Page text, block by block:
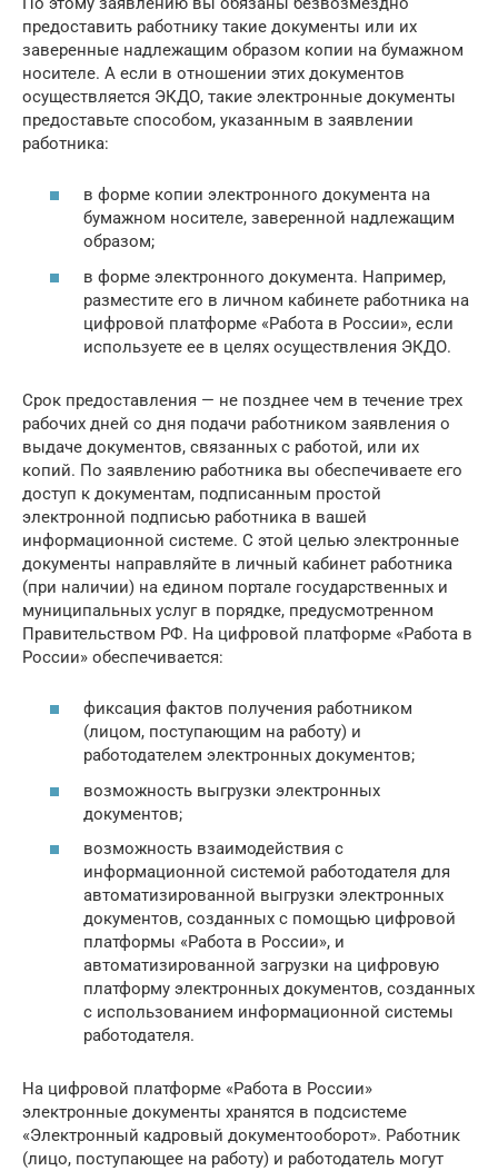
предоставить работнику такие документы или их
заверенные надлежащим образом копии на бумажном
носителе. А если в отношении этих документов
осуществляется ЭКДО, такие электронные документы
предоставьте способом, указанным в заявлении
работника:
в форме копии электронного документа на
бумажном носителе, заверенной надлежащим
образом;
в форме электронного документа. Например,
разместите его в личном кабинете работника на
цифровой платформе «Работа в России», если
используете ее в целях осуществления ЭКДО.
Срок предоставления — не позднее чем в течение трех
рабочих дней со дня подачи работником заявления о
выдаче документов, связанных с работой, или их
копий. По заявлению работника вы обеспечиваете его
доступ к документам, подписанным простой
электронной подписью работника в вашей
информационной системе. С этой целью электронные
документы направляйте в личный кабинет работника
(при наличии) на едином портале государственных и
муниципальных услуг в порядке, предусмотренном
Правительством РФ. На цифровой платформе «Работа в
России» обеспечивается:
фиксация фактов получения работником
(лицом, поступающим на работу) и
работодателем электронных документов;
возможность выгрузки электронных
документов;
возможность взаимодействия с
информационной системой работодателя для
автоматизированной выгрузки электронных
документов, созданных с помощью цифровой
платформы «Работа в России», и
автоматизированной загрузки на цифровую
платформу электронных документов, созданных
с использованием информационной системы
работодателя.
На цифровой платформе «Работа в России»
электронные документы хранятся в подсистеме
«Электронный кадровый документооборот». Работник
(лицо, поступающее на работу) и работодатель могут